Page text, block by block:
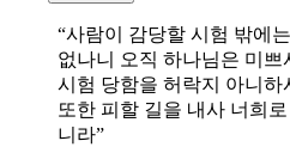
“사람이 감당할 시험 밖에
없나니 오직 하나님은 미
시험 당함을 허락지 아니하
또한 피할 길을 내사 너희
니라”